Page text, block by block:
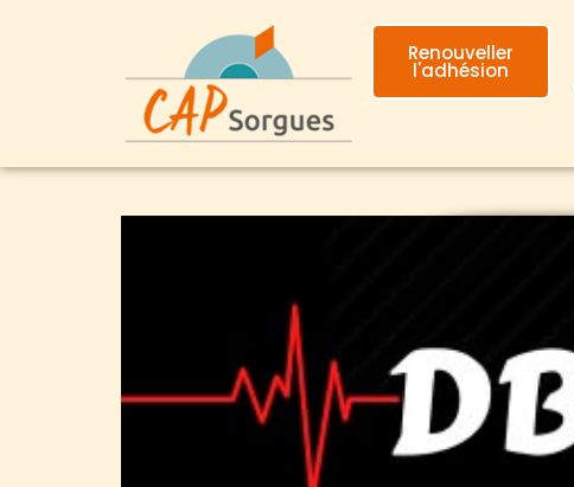
Renouveller
l'adhésion